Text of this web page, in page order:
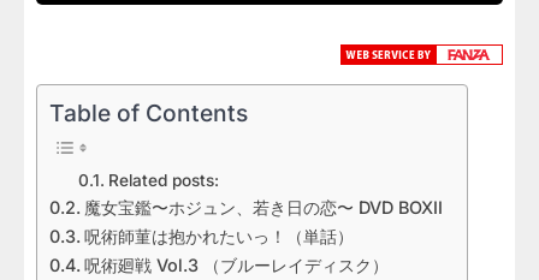
Table of Contents
Related posts:
魔女宝鑑〜ホジュン、若き日の恋〜 DVD BOXII
呪術師菫は抱かれたいっ！（単話）
呪術廻戦 Vol.3 （ブルーレイディスク）